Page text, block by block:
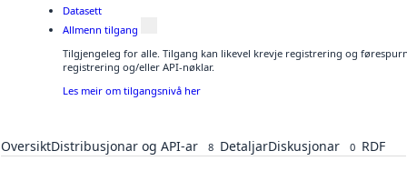
Datasett
Allmenn tilgang
Tilgjengeleg for alle. Tilgang kan likevel krevje registrering og
registrering og/eller API-nøklar.
Les meir om tilgangsnivå her
OversiktDistribusjonar og API-ar 8 DetaljarDiskusjonar 0 RDF